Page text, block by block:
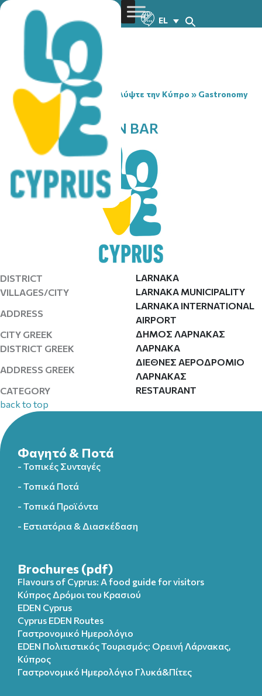
EL
You are here:Home» Ανακαλύψτε την Κύπρο » Gastronomy
» FACTORY KITCHEN BAR
FACTORY KITCHEN BAR
DISTRICT
LARNAKA
VILLAGES/CITY
LARNAKA MUNICIPALITY
ADDRESS
LARNAKA INTERNATIONAL
AIRPORT
CITY GREEK
ΔΗΜΟΣ ΛΑΡΝΑΚΑΣ
DISTRICT GREEK
ΛΑΡΝΑΚΑ
ADDRESS GREEK
ΔΙΕΘΝΕΣ ΑΕΡΟΔΡΟΜΙΟ
ΛΑΡΝΑΚΑΣ
CATEGORY
RESTAURANT
back to top
Φαγητό & Ποτά
- Τοπικές Συνταγές
- Τοπικά Ποτά
- Τοπικά Προϊόντα
- Εστιατόρια & Διασκέδαση
Brochures (pdf)
Flavours of Cyprus: A food guide for visitors
Κύπρος Δρόμοι του Κρασιού
EDEN Cyprus
Cyprus EDEN Routes
Γαστρονομικό Ημερολόγιο
EDEN Πολιτιστικός Τουρισμός: Ορεινή Λάρνακας,
Κύπρος
Γαστρονομικό Ημερολόγιo Γλυκά&Πίτες